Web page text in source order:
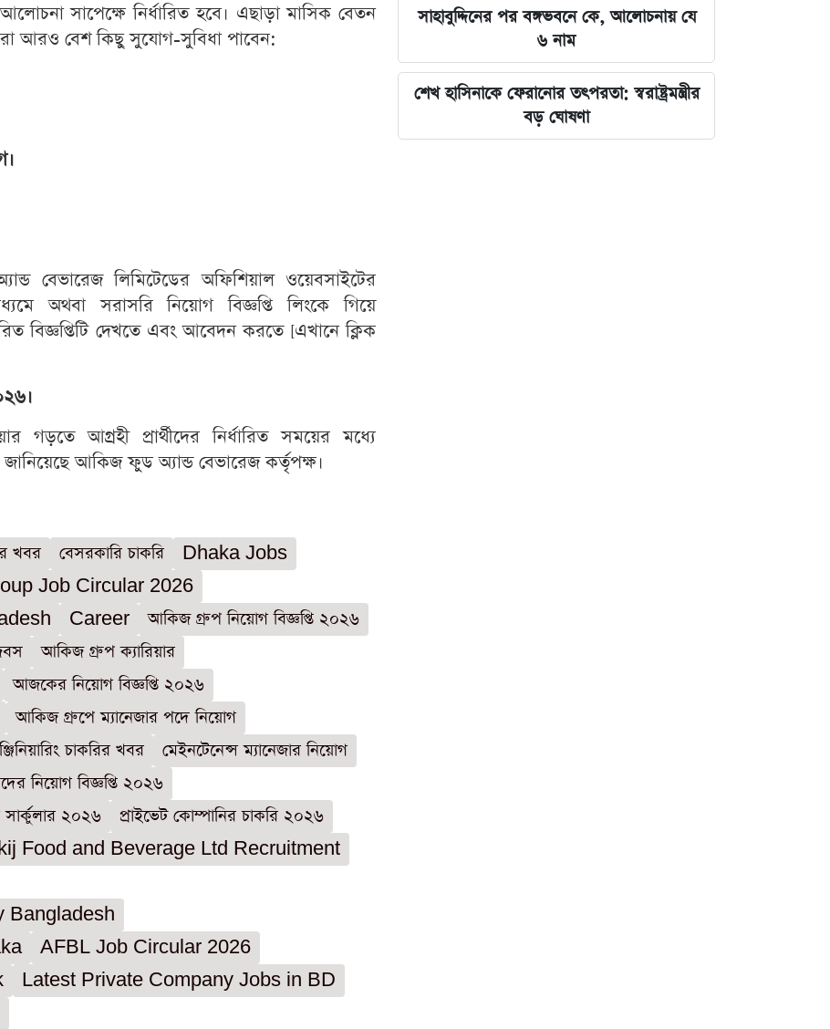
আলোচনা সাপেক্ষে নির্ধারিত হবে। এছাড়া মাসিক বেতন
আরও বেশ কিছু সুযোগ-সুবিধা পাবেন:
বেভারেজ লিমিটেডের অফিশিয়াল ওয়েবসাইটের
অথবা সরাসরি নিয়োগ বিজ্ঞপ্তি লিংকে গিয়ে
বিজ্ঞপ্তিটি দেখতে এবং আবেদন করতে [এখানে ক্লিক
গড়তে আগ্রহী প্রার্থীদের নির্ধারিত সময়ের মধ্যে
আকিজ ফুড অ্যান্ড বেভারেজ কর্তৃপক্ষ।
খবর বেসরকারি চাকরি
Dhaka Jobs
Job Circular 2026
Career
আকিজ গ্রুপ নিয়োগ বিজ্ঞপ্তি ২০২৬
আকিজ গ্রুপ ক্যারিয়ার
আজকের নিয়োগ বিজ্ঞপ্তি ২০২৬
আকিজ গ্রুপে ম্যানেজার পদে নিয়োগ
চাকরির খবর
মেইনটেনেন্স ম্যানেজার নিয়োগ
নিয়োগ বিজ্ঞপ্তি ২০২৬
২০২৬
প্রাইভেট কোম্পানির চাকরি ২০২৬
Food and Beverage Ltd Recruitment
Bangladesh
AFBL Job Circular 2026
Latest Private Company Jobs in BD
সাহাবুদ্দিনের পর বঙ্গভবনে কে, আলোচনায় যে
৬ নাম
শেখ হাসিনাকে ফেরানোর তৎপরতা: স্বরাষ্ট্রমন্ত্রীর
বড় ঘোষণা